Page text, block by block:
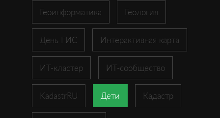
Геоинформатика Геология
День ГИС Интерактивная карта
ИТ-кластер ИТ-сообщество
KadastrRU Дети Кадастр